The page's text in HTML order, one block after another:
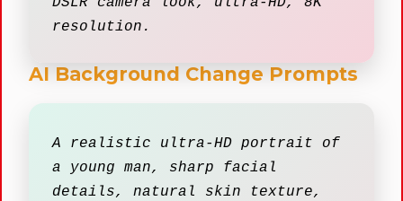
resolution.
AI Background Change Prompts
A realistic ultra-HD portrait of
a young man, sharp facial
details, natural skin texture,